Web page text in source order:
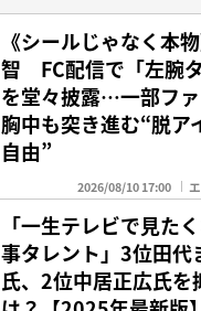
《シールじゃなく本
智 FC配信で「左腕タ
を堂々披露…一部フ
胸中も突き進む“脱ア
自由”
2026/08/10 17:00
「一生テレビで見た
事タレント」3位田代
氏、2位中居正広氏を